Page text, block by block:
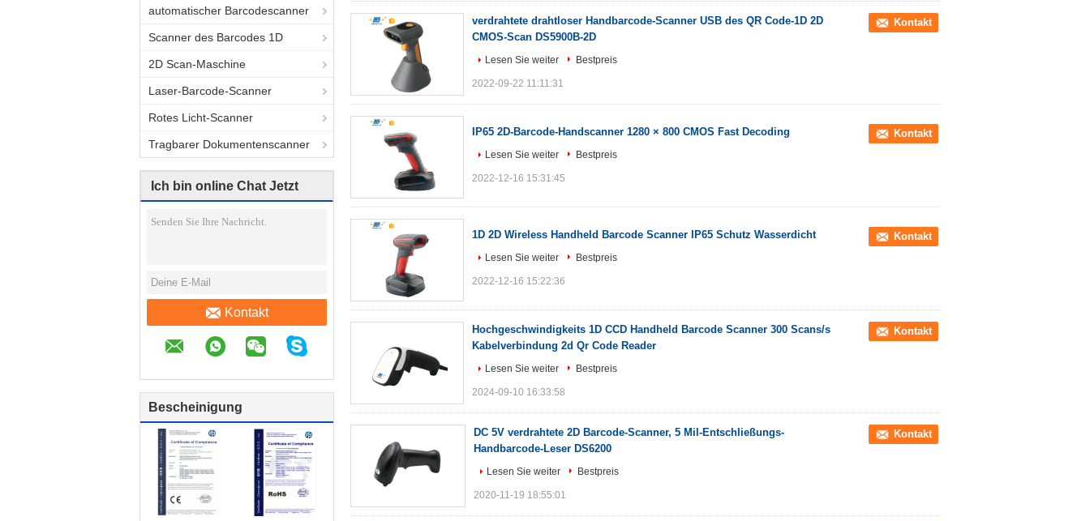
automatischer Barcodescanner
Scanner des Barcodes 1D
2D Scan-Maschine
Laser-Barcode-Scanner
Rotes Licht-Scanner
Tragbarer Dokumentenscanner
Ich bin online Chat Jetzt
Kontakt
Bescheinigung
verdrahtete drahtloser Handbarcode-Scanner USB des QR Code-1D 2D
CMOS-Scan DS5900B-2D
Kontakt
Lesen Sie weiter Bestpreis
2022-09-22 11:11:31
IP65 2D-Barcode-Handscanner 1280 × 800 CMOS Fast Decoding Kontakt
Lesen Sie weiter Bestpreis
2022-12-16 15:31:45
1D 2D Wireless Handheld Barcode Scanner IP65 Schutz Wasserdicht Kontakt
Lesen Sie weiter Bestpreis
2022-12-16 15:22:36
Hochgeschwindigkeits 1D CCD Handheld Barcode Scanner 300 Scans/s
Kabelverbindung 2d Qr Code Reader
Kontakt
Lesen Sie weiter Bestpreis
2024-09-10 16:33:58
DC 5V verdrahtete 2D Barcode-Scanner, 5 Mil-Entschließungs-
Handbarcode-Leser DS6200
Kontakt
Lesen Sie weiter Bestpreis
2020-11-19 18:55:01